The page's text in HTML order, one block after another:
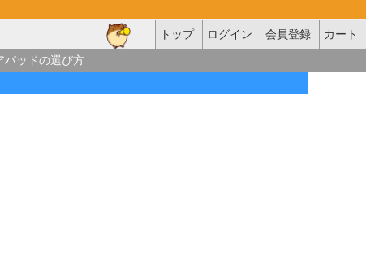
トップ ログイン 会員登録
カート
パッドの選び方